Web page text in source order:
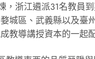
浙江遴派31名教員
城區、武義縣以及
教導講授資本的一起